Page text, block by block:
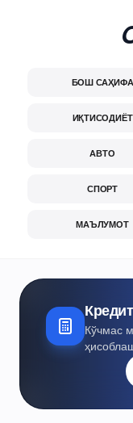
БОШ САҲИФА
ИҚТИСОДИЁТ
АВТО
СПОРТ
МАЪЛУМОТ
Кўчмас